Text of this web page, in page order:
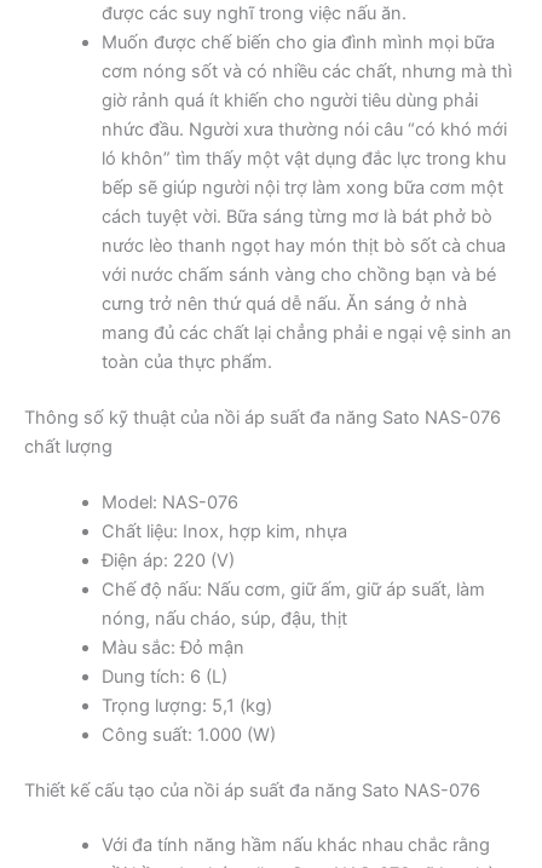
được các suy nghĩ trong việc nấu ăn.
Muốn được chế biến cho gia đình mình mọi bữa
cơm nóng sốt và có nhiều các chất, nhưng mà thì
giờ rảnh quá ít khiến cho người tiêu dùng phải
nhức đầu. Người xưa thường nói câu “có khó mới
ló khôn” tìm thấy một vật dụng đắc lực trong khu
bếp sẽ giúp người nội trợ làm xong bữa cơm một
cách tuyệt vời. Bữa sáng từng mơ là bát phở bò
nước lèo thanh ngọt hay món thịt bò sốt cà chua
với nước chấm sánh vàng cho chồng bạn và bé
cưng trở nên thứ quá dễ nấu. Ăn sáng ở nhà
mang đủ các chất lại chẳng phải e ngại vệ sinh an
toàn của thực phẩm.
Thông số kỹ thuật của nồi áp suất đa năng Sato NAS-076
chất lượng
Model: NAS-076
Chất liệu: Inox, hợp kim, nhựa
Điện áp: 220 (V)
Chế độ nấu: Nấu cơm, giữ ấm, giữ áp suất, làm
nóng, nấu cháo, súp, đậu, thịt
Màu sắc: Đỏ mận
Dung tích: 6 (L)
Trọng lượng: 5,1 (kg)
Công suất: 1.000 (W)
Thiết kế cấu tạo của nồi áp suất đa năng Sato NAS-076
Với đa tính năng hầm nấu khác nhau chắc rằng